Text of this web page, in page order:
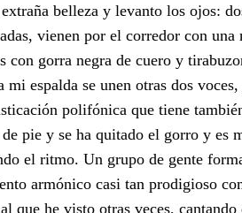
belleza y levanto los ojos:
vienen por el corredor con
gorra negra de cuero y
mi espalda se unen otras dos
polifónica que tiene
pie y se ha quitado el gorro y es
el ritmo. Un grupo de gente
armónico casi tan prodigioso
que he visto otras veces,